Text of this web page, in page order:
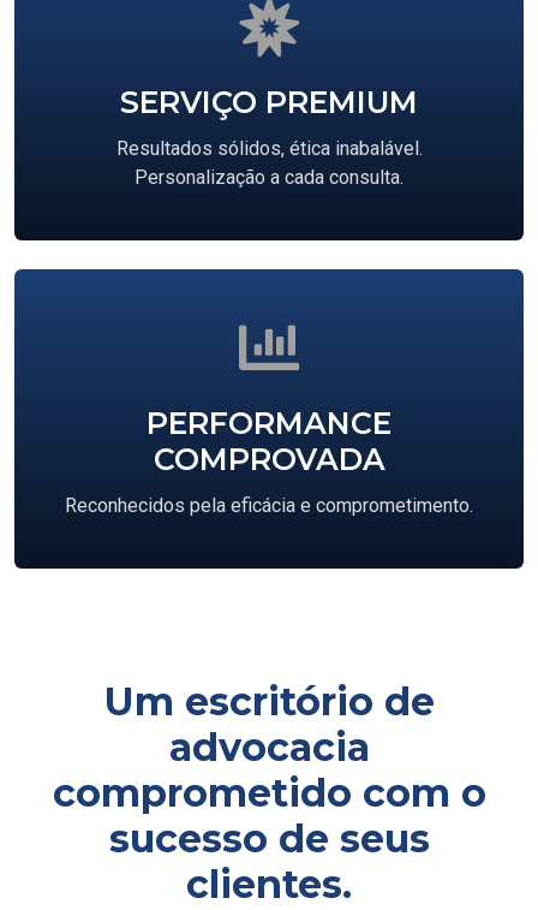
SERVIÇO PREMIUM
Resultados sólidos, ética inabalável.
Personalização a cada consulta.
PERFORMANCE
COMPROVADA
Reconhecidos pela eficácia e comprometimento.
Um escritório de
advocacia
comprometido com o
sucesso de seus
clientes.